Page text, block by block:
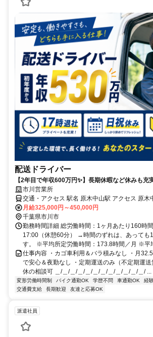
配送ドライバー
【2年目で年収600万円✨】長期休暇など休みも充
市川営業所
交通・アクセス 駅名 原木中山駅 アクセス 原木
バイク・マイカー通勤OK
月給325,000円～450,000円
千葉県市川市
勤務時間詳細 総労働時間：1ヶ月あたり160時
17:00（休憩60分） →時間のずれは、あっても
す。 ※平均所定労働時間：173.8時間／月 ※平
仕事内容 ・カゴ車利用＆バラ積みなし ・月
で安心＆夜勤なし ・定期運送のみ（不定期運
休の相談可 ＿/＿/＿/＿/＿/＿/＿/＿/＿/＿/＿/＿/ ...
変形労働時間制 バイク通勤OK 学歴不問 車通勤OK 経
交通費支給
長期歓迎 友達と応募OK
派遣社員